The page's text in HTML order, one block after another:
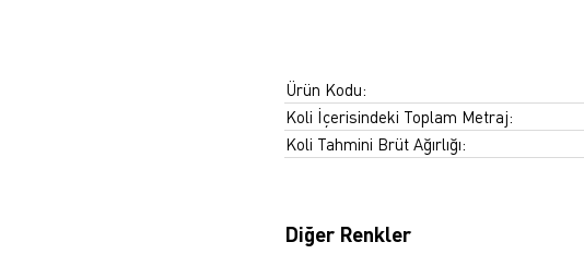
Ürün Kodu:
Koli İçerisindeki Toplam Metraj:
Koli Tahmini Brüt Ağırlığı:
Diğer Renkler